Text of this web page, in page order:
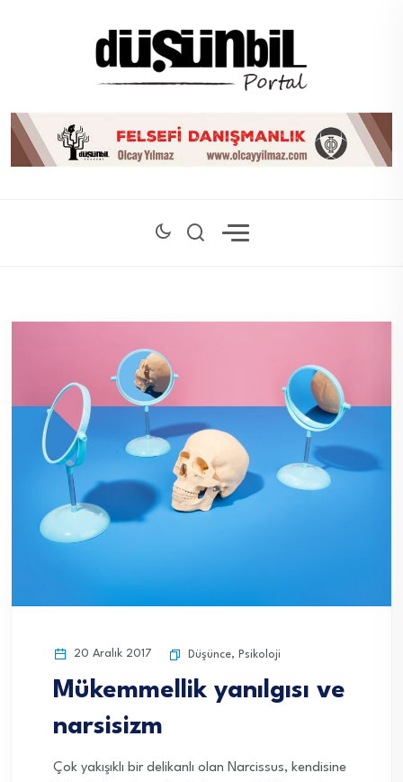
20 Aralık 2017 Düşünce, Psikoloji
Mükemmellik yanılgısı ve
narsisizm
Çok yakışıklı bir delikanlı olan Narcissus, kendisine